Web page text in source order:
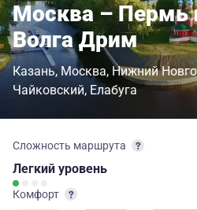
Москва – Пермь
Волга Дрим
Казань Москва Нижний
Чайковский Елабуга
Сложность маршрута
Легкий уровень
Комфорт